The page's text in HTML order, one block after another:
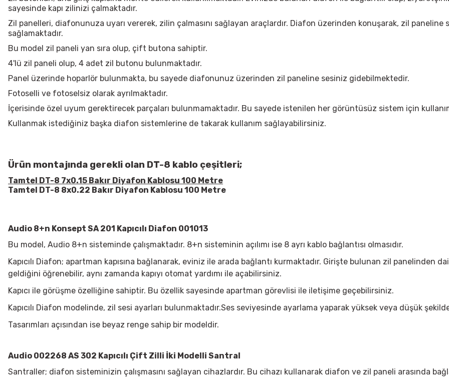
sayesinde kapı zilinizi çalmaktadır.
Zil panelleri, diafonunuza uyarı vererek, zilin çalmasını sağlayan araçlardır. Diafon üzerinden konuşarak, zil
sağlamaktadır.
Bu model zil paneli yan sıra olup, çift butona sahiptir.
4'lü zil paneli olup, 4 adet zil butonu bulunmaktadır.
Panel üzerinde hoparlör bulunmakta, bu sayede diafonunuz üzerinden zil paneline sesiniz gidebilmektedir.
Fotoselli ve fotoselsiz olarak ayrılmaktadır.
İçerisinde özel uyum gerektirecek parçaları bulunmamaktadır. Bu sayede istenilen her görüntüsüz sistem için
Kullanmak istediğiniz başka diafon sistemlerine de takarak kullanım sağlayabilirsiniz.
Ürün montajında gerekli olan DT-8 kablo çeşitleri;
Tamtel DT-8 7x0.15 Bakır Diyafon Kablosu 100 Metre
Tamtel DT-8 8x0.22 Bakır Diyafon Kablosu 100 Metre
Audio 8+n Konsept SA 201 Kapıcılı Diafon 001013
Bu model, Audio 8+n sisteminde çalışmaktadır. 8+n sisteminin açılımı ise 8 ayrı kablo bağlantısı olmasıdır.
Kapıcılı Diafon; apartman kapısına bağlanarak, eviniz ile arada bağlantı kurmaktadır. Girişte bulunan zil panelinden
geldiğini öğrenebilir, aynı zamanda kapıyı otomat yardımı ile açabilirsiniz.
Kapıcı ile görüşme özelliğine sahiptir. Bu özellik sayesinde apartman görevlisi ile iletişime geçebilirsiniz.
Kapıcılı Diafon modelinde, zil sesi ayarları bulunmaktadır.Ses seviyesinde ayarlama yaparak yüksek veya düşük
Tasarımları açısından ise beyaz renge sahip bir modeldir.
Audio 002268 AS 302 Kapıcılı Çift Zilli İki Modelli Santral
Santraller; diafon sisteminizin çalışmasını sağlayan cihazlardır. Bu cihazı kullanarak diafon ve zil paneli arasında